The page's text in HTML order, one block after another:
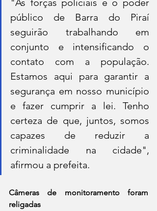
"As forças policiais e o poder
público de Barra do Piraí
seguirão trabalhando em
conjunto e intensificando o
contato com a população.
Estamos aqui para garantir a
segurança em nosso município
e fazer cumprir a lei. Tenho
certeza de que, juntos, somos
capazes de reduzir a
criminalidade na cidade",
afirmou a prefeita.
Câmeras de monitoramento foram
religadas